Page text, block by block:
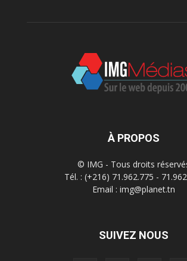
À PROPOS
© IMG - Tous droits
Tél. : (+216) 71.962.775 -
Email : img@planet.tn
SUIVEZ NOUS